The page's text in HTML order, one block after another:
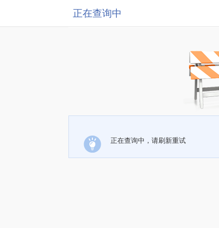
正在查询中
正在查询中，请刷新重试